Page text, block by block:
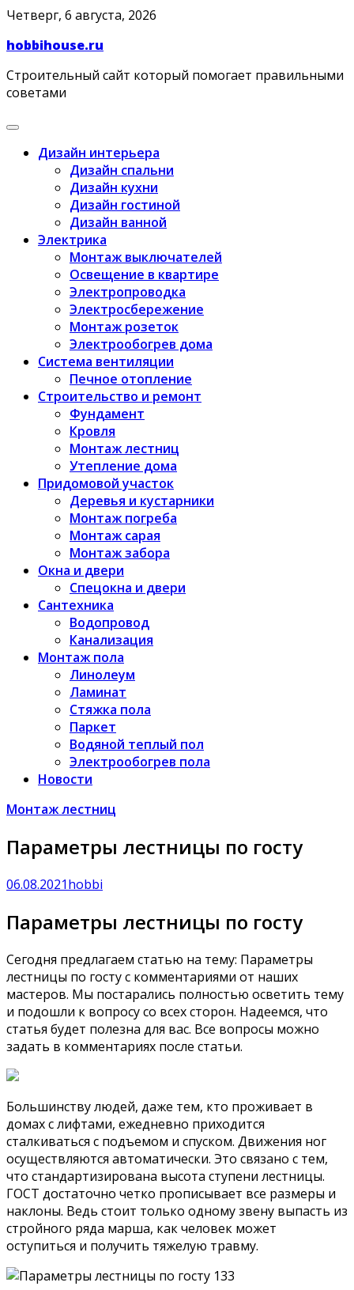
Skip
content
Четверг, 6 августа, 2026
hobbihouse.ru
Строительный сайт который помогает правильными
советами
Дизайн интерьера
Дизайн спальни
Дизайн кухни
Дизайн гостиной
Дизайн ванной
Электрика
Монтаж выключателей
Освещение в квартире
Электропроводка
Электросбережение
Монтаж розеток
Электрообогрев дома
Система вентиляции
Печное отопление
Строительство и ремонт
Фундамент
Кровля
Монтаж лестниц
Утепление дома
Придомовой участок
Деревья и кустарники
Монтаж погреба
Монтаж сарая
Монтаж забора
Окна и двери
Спецокна и двери
Сантехника
Водопровод
Канализация
Монтаж пола
Линолеум
Ламинат
Стяжка пола
Паркет
Водяной теплый пол
Электрообогрев пола
Новости
Монтаж лестниц
Параметры лестницы по госту
06.08.2021hobbi
Параметры лестницы по госту
Сегодня предлагаем статью на тему: Параметры
лестницы по госту с комментариями от наших
мастеров. Мы постарались полностью осветить тему
и подошли к вопросу со всех сторон. Надеемся, что
статья будет полезна для вас. Все вопросы можно
задать в комментариях после статьи.
Большинству людей, даже тем, кто проживает в
домах с лифтами, ежедневно приходится
сталкиваться с подъемом и спуском. Движения ног
осуществляются автоматически. Это связано с тем,
что стандартизирована высота ступени лестницы.
ГОСТ достаточно четко прописывает все размеры и
наклоны. Ведь стоит только одному звену выпасть из
стройного ряда марша, как человек может
оступиться и получить тяжелую травму.